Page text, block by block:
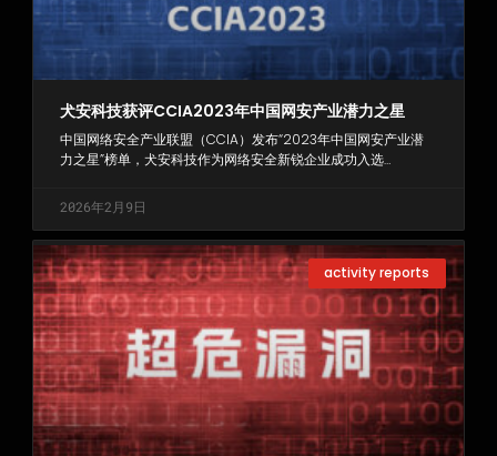
犬安科技获评CCIA2023年中国网安产业潜力之星
中国网络安全产业联盟（CCIA）发布“2023年中国网安产业潜
力之星”榜单，犬安科技作为网络安全新锐企业成功入选…
2026年2月9日
activity reports